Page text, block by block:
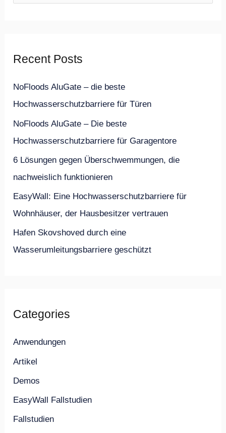
eRecent Posts
NoFloods AluGate – die beste
Hochwasserschutzbarriere für Türen
NoFloods AluGate – Die beste
Hochwasserschutzbarriere für Garagentore
6 Lösungen gegen Überschwemmungen, die
nachweislich funktionieren
EasyWall: Eine Hochwasserschutzbarriere für
Wohnhäuser, der Hausbesitzer vertrauen
Hafen Skovshoved durch eine
Wasserumleitungsbarriere geschützt
Categories
Anwendungen
Artikel
Demos
EasyWall Fallstudien
Fallstudien